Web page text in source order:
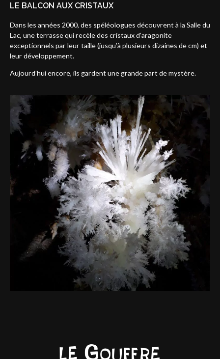
LE BALCON AUX CRISTAUX
Dans les années 2000, des spéléologues découvrent à la Salle du
Lac, une terrasse qui recèle des cristaux d’aragonite
exceptionnels par leur taille (jusqu’à plusieurs dizaines de cm) et
leur développement.
Aujourd’hui encore, ils gardent une grande part de mystère.